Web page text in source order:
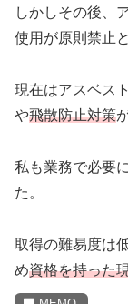
しかしその後、
使用が原則禁止
現在はアスベス
や飛散防止対策
私も業務で必要
た。
取得の難易度は
め資格を持った